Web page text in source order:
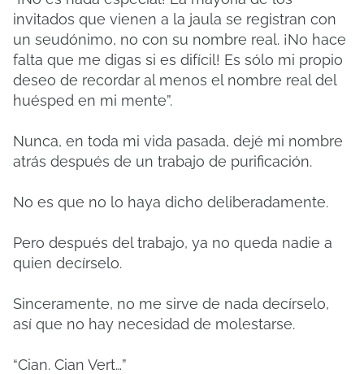
invitados que vienen a la jaula se registran con
un seudónimo, no con su nombre real. ¡No hace
falta que me digas si es difícil! Es sólo mi propio
deseo de recordar al menos el nombre real del
huésped en mi mente”.
Nunca, en toda mi vida pasada, dejé mi nombre
atrás después de un trabajo de purificación.
No es que no lo haya dicho deliberadamente.
Pero después del trabajo, ya no queda nadie a
quien decírselo.
Sinceramente, no me sirve de nada decírselo,
así que no hay necesidad de molestarse.
“Cian. Cian Vert…”